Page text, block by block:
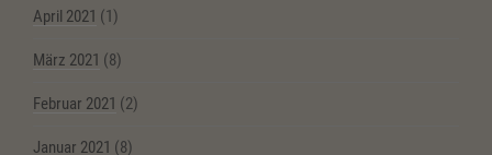
April 2021 (1)
März 2021 (8)
Februar 2021 (2)
Januar 2021 (8)